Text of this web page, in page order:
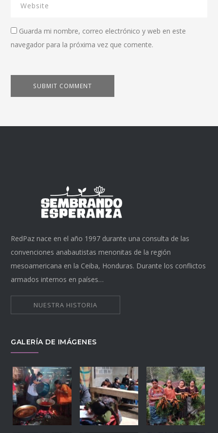
Guarda mi nombre, correo electrónico y web en este
navegador para la próxima vez que comente.
RedPaz nace en el año 1997 durante una consulta de las
convenciones anabautistas menonitas de la región
mesoamericana en la Ceiba, Honduras. Durante los conflictos
armados internos en países…
NUESTRA HISTORIA
GALERÍA DE IMÁGENES